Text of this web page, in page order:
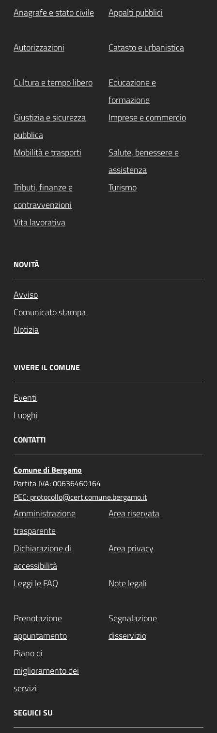
Anagrafe e stato civile Appalti pubblici
Autorizzazioni Catasto e urbanistica
Cultura e tempo libero
Educazione e
formazione
Giustizia e sicurezza
pubblica
Imprese e commercio
Mobilità e trasporti
Salute, benessere e
assistenza
Tributi, finanze e
contravvenzioni
Turismo
Vita lavorativa
NOVITÀ
Avviso
Comunicato stampa
Notizia
VIVERE IL COMUNE
Eventi
Luoghi
CONTATTI
Comune di Bergamo
Partita IVA: 00636460164
PEC: protocollo@cert.comune.bergamo.it
Amministrazione
trasparente
Area riservata
Dichiarazione di
accessibilità
Area privacy
Leggi le FAQ Note legali
Prenotazione
appuntamento
Segnalazione
disservizio
Piano di
miglioramento dei
servizi
SEGUICI SU